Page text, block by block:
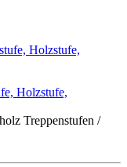
Holzstufe,
Treppenstufen /